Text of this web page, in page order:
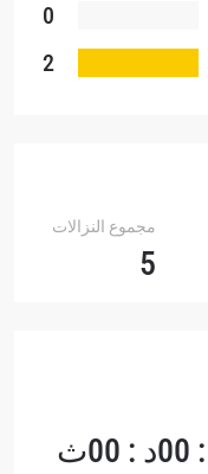
0
2
مجموع النزالات
5